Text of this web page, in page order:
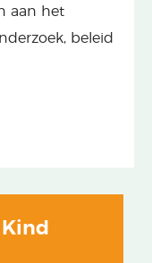
aan het
beleid